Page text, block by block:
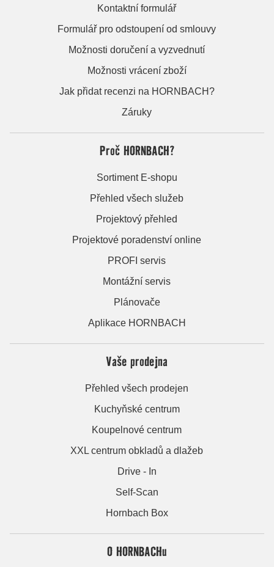
Kontaktní formulář
Formulář pro odstoupení od smlouvy
Možnosti doručení a vyzvednutí
Možnosti vrácení zboží
Jak přidat recenzi na HORNBACH?
Záruky
Proč HORNBACH?
Sortiment E-shopu
Přehled všech služeb
Projektový přehled
Projektové poradenství online
PROFI servis
Montážní servis
Plánovače
Aplikace HORNBACH
Vaše prodejna
Přehled všech prodejen
Kuchyňské centrum
Koupelnové centrum
XXL centrum obkladů a dlažeb
Drive - In
Self-Scan
Hornbach Box
O HORNBACHu